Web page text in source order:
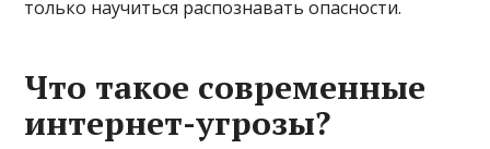
только научиться распознавать опасности.
Что такое современные
интернет-угрозы?